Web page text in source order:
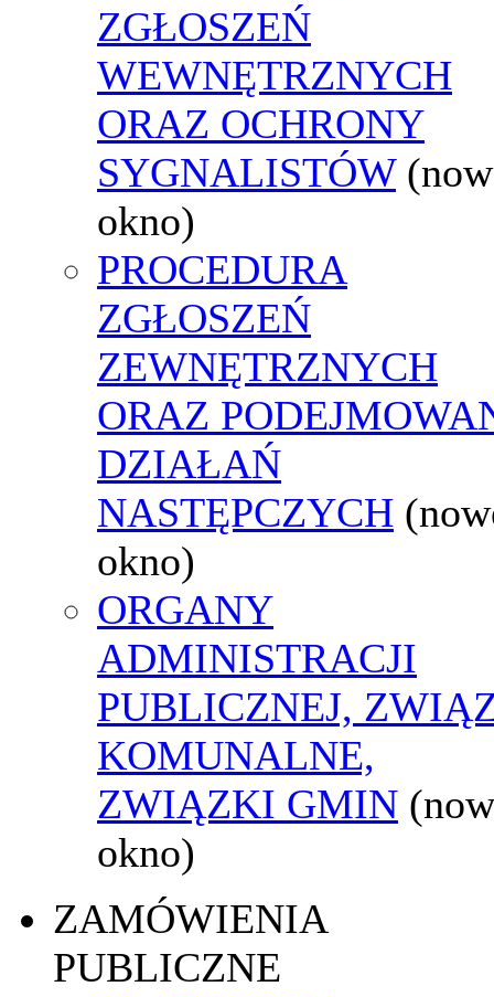
ZGŁOSZEŃ
WEWNĘTRZNYCH
ORAZ OCHRONY
SYGNALISTÓW
okno)
PROCEDURA
ZGŁOSZEŃ
ZEWNĘTRZNYCH
ORAZ
DZIAŁAŃ
NASTĘPCZYCH
okno)
ORGANY
ADMINISTRACJI
PUBLICZNEJ,
KOMUNALNE,
ZWIĄZKI GMIN
okno)
ZAMÓWIENIA
PUBLICZNE